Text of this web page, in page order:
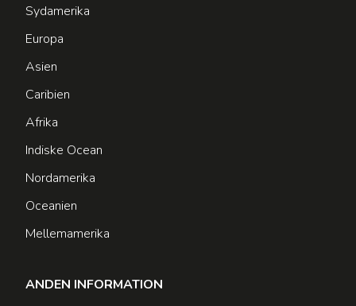
Sydamerika
Europa
Asien
Caribien
Afrika
Indiske Ocean
Nordamerika
Oceanien
Mellemamerika
ANDEN INFORMATION